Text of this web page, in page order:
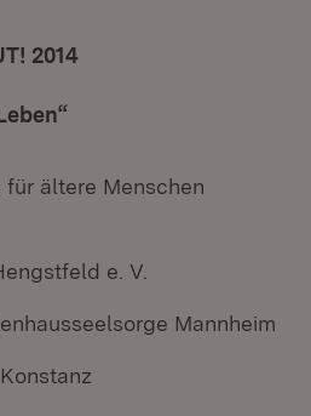
2014
ältere Menschen
e. V.
Mannheim